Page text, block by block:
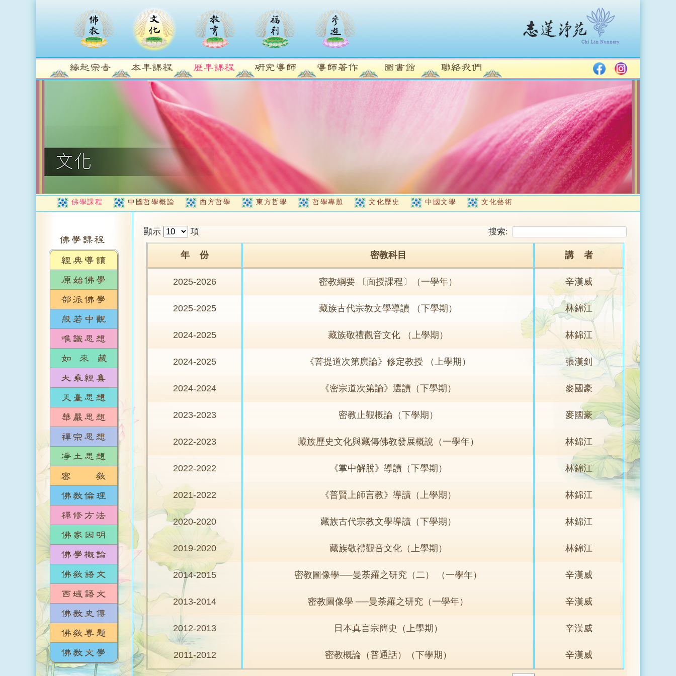
佛學課程 中國哲學概論 西方哲學 東方哲學 哲學專題 文化歷史 中國文學 文化藝術
顯示 項 搜索:
年 份 密教科目 講 者
2025-2026 密教綱要 〔面授課程〕（一學年） 辛漢威
2025-2025 藏族古代宗教文學導讀 （下學期） 林錦江
2024-2025 藏族敬禮觀音文化 （上學期） 林錦江
2024-2025 《菩提道次第廣論》修定教授 （上學期） 張漢釗
2024-2024 《密宗道次第論》選讀（下學期） 麥國豪
2023-2023 密教止觀概論（下學期） 麥國豪
2022-2023 藏族歷史文化與藏傳佛教發展概說（一學年） 林錦江
2022-2022 《掌中解脫》導讀（下學期） 林錦江
2021-2022 《普賢上師言教》導讀（上學期） 林錦江
2020-2020 藏族古代宗教文學導讀（下學期） 林錦江
2019-2020 藏族敬禮觀音文化（上學期） 林錦江
2014-2015 密教圖像學──曼荼羅之研究（二） （一學年） 辛漢威
2013-2014 密教圖像學 ──曼荼羅之研究（一學年） 辛漢威
2012-2013 日本真言宗簡史（上學期） 辛漢威
2011-2012 密教概論（普通話）（下學期） 辛漢威